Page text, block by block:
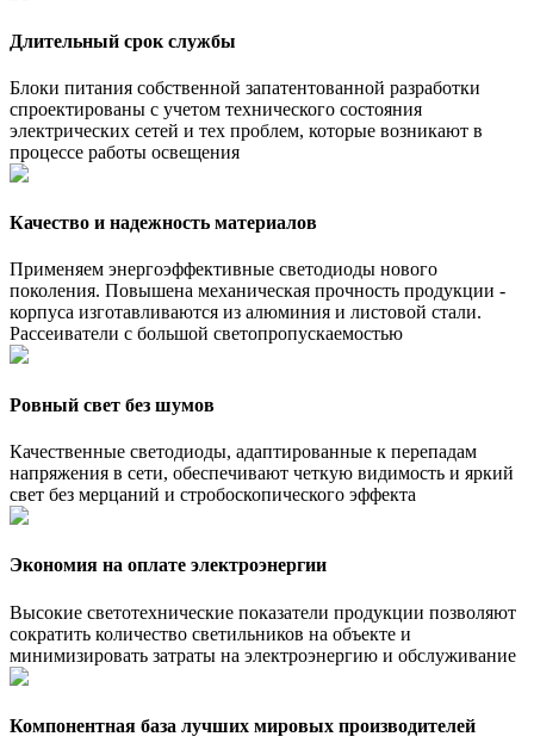
Длительный срок службы
Блоки питания собственной запатентованной разработки
спроектированы с учетом технического состояния
электрических сетей и тех проблем, которые возникают в
процессе работы освещения
Качество и надежность материалов
Применяем энергоэффективные светодиоды нового
поколения. Повышена механическая прочность продукции -
корпуса изготавливаются из алюминия и листовой стали.
Рассеиватели с большой светопропускаемостью
Ровный свет без шумов
Качественные светодиоды, адаптированные к перепадам
напряжения в сети, обеспечивают четкую видимость и яркий
свет без мерцаний и стробоскопического эффекта
Экономия на оплате электроэнергии
Высокие светотехнические показатели продукции позволяют
сократить количество светильников на объекте и
минимизировать затраты на электроэнергию и обслуживание
Компонентная база лучших мировых производителей